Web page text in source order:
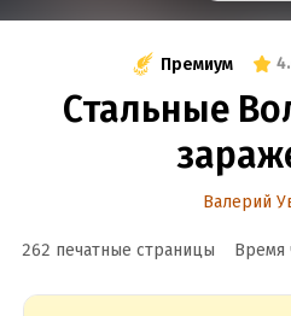
Премиум
Стальные
Валерий
262 печатные страницы Время